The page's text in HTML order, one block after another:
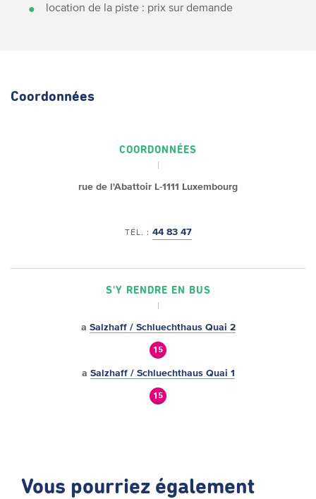
location de la piste : prix sur demande
Coordonnées
COORDONNÉES
rue de l'Abattoir L-1111 Luxembourg
TÉL. : 44 83 47
S'Y RENDRE EN BUS
a Salzhaff / Schluechthaus Quai 2
15
a Salzhaff / Schluechthaus Quai 1
15
Vous pourriez également